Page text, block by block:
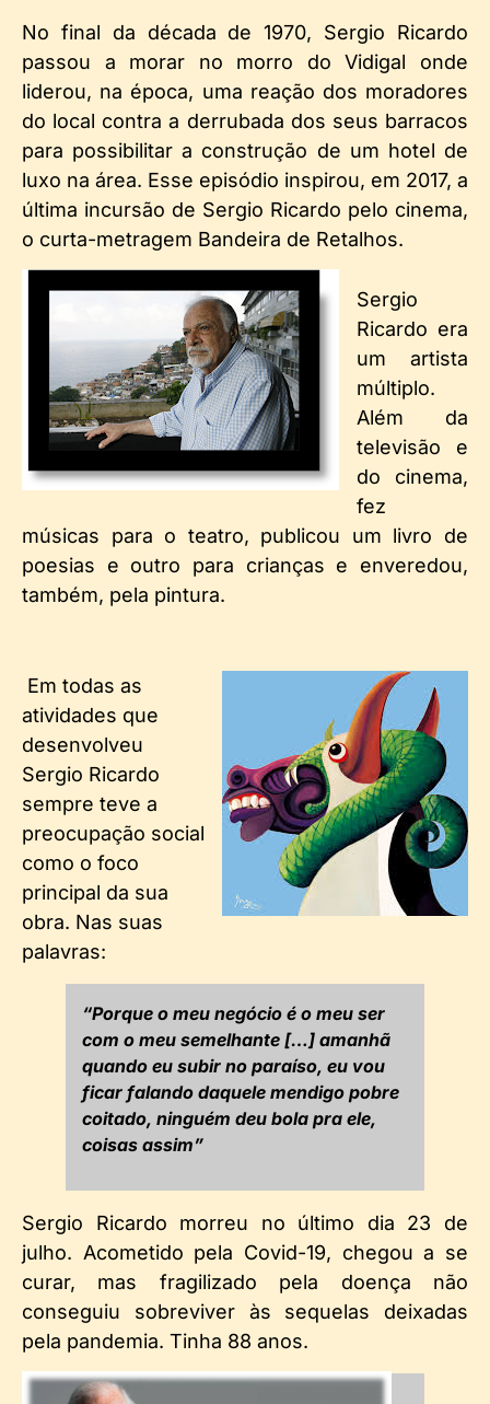
No final da década de 1970, Sergio Ricardo
passou a morar no morro do Vidigal onde
liderou, na época, uma reação dos moradores
do local contra a derrubada dos seus barracos
para possibilitar a construção de um hotel de
luxo na área. Esse episódio inspirou, em 2017, a
última incursão de Sergio Ricardo pelo cinema,
o curta-metragem Bandeira de Retalhos.
Sergio
Ricardo era
um artista
múltiplo.
Além da
televisão e
do cinema,
fez
músicas para o teatro, publicou um livro de
poesias e outro para crianças e enveredou,
também, pela pintura.
Em todas as
atividades que
desenvolveu
Sergio Ricardo
sempre teve a
preocupação social
como o foco
principal da sua
obra. Nas suas
palavras:
“Porque o meu negócio é o meu ser
com o meu semelhante […] amanhã
quando eu subir no paraíso, eu vou
ficar falando daquele mendigo pobre
coitado, ninguém deu bola pra ele,
coisas assim”
Sergio Ricardo morreu no último dia 23 de
julho. Acometido pela Covid-19, chegou a se
curar, mas fragilizado pela doença não
conseguiu sobreviver às sequelas deixadas
pela pandemia. Tinha 88 anos.